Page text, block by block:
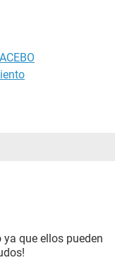
que ellos pueden